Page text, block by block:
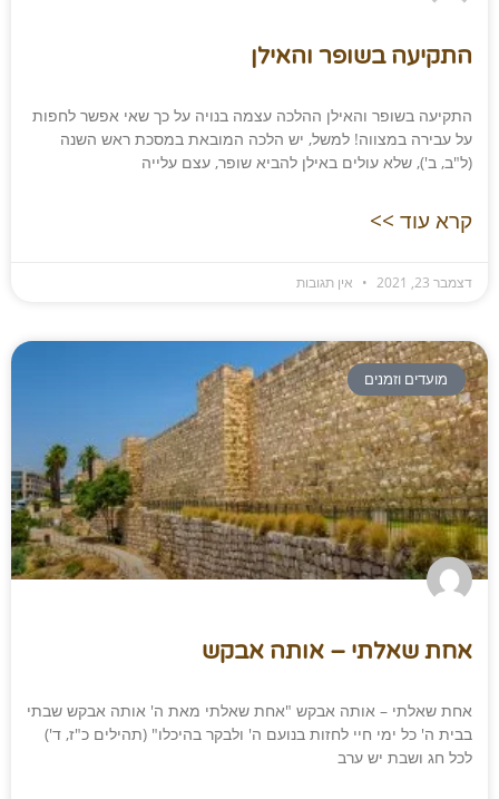
התקיעה בשופר והאילן
התקיעה בשופר והאילן ההלכה עצמה בנויה על כך שאי אפשר לחפות
על עבירה במצווה! למשל, יש הלכה המובאת במסכת ראש השנה
(ל"ב, ב'), שלא עולים באילן להביא שופר, עצם עלייה
קרא עוד >>
דצמבר 23, 2021 אין תגובות
מועדים וזמנים
אחת שאלתי – אותה אבקש
אחת שאלתי – אותה אבקש "אחת שאלתי מאת ה' אותה אבקש שבתי
בבית ה' כל ימי חיי לחזות בנועם ה' ולבקר בהיכלו" (תהילים כ"ז, ד')
לכל חג ושבת יש ערב